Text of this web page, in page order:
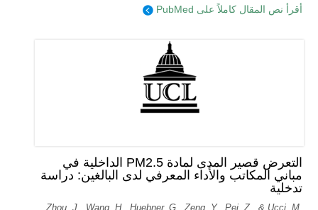
أقرأ نص المقال كاملاً على PubMed
التعرض قصير المدى لمادة PM2.5 الداخلية في
مباني المكاتب والأداء المعرفي لدى البالغين: دراسة
تدخلية
Zhou, J., Wang, H., Huebner, G., Zeng, Y., Pei, Z., & Ucci, M.